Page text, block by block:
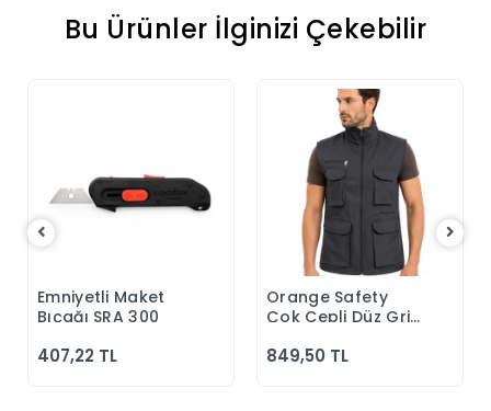
Bu Ürünler İlginizi Çekebilir
Sepete Ekle
Emniyetli Maket
Bıçağı SRA 300
407,22 TL
Sepete Ekle
Orange Safety
Çok Cepli Düz Gri
849,50 TL